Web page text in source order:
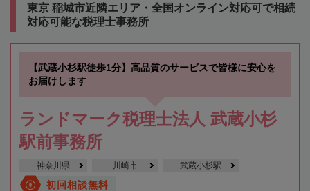
東京 稲城市近隣エリア・全国オンライン対応可で相続
対応可能な税理士事務所
【武蔵小杉駅徒歩1分】高品質のサービスで皆様に安心を
お届けします
ランドマーク税理士法人 武蔵小杉
駅前事務所
神奈川県 川崎市 武蔵小杉駅
初回相談無料